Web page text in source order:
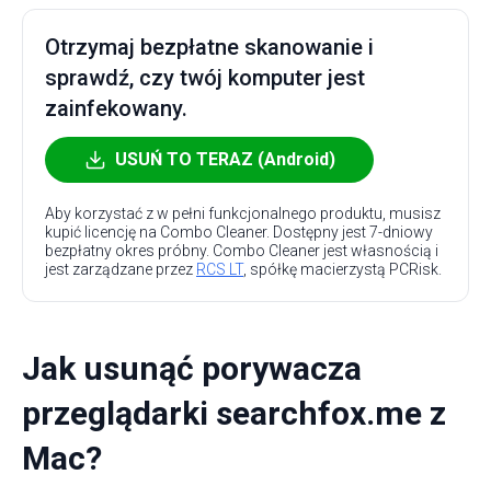
Otrzymaj bezpłatne skanowanie i
sprawdź, czy twój komputer jest
zainfekowany.
USUŃ TO TERAZ (Android)
Aby korzystać z w pełni funkcjonalnego produktu, musisz
kupić licencję na Combo Cleaner. Dostępny jest 7-dniowy
bezpłatny okres próbny. Combo Cleaner jest własnością i
jest zarządzane przez RCS LT, spółkę macierzystą PCRisk.
Jak usunąć porywacza
przeglądarki searchfox.me z
Mac?